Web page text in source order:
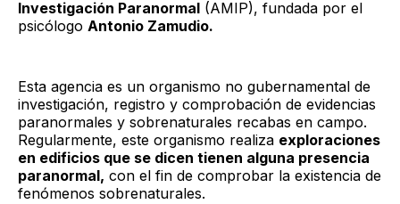
Investigación Paranormal (AMIP), fundada por el
psicólogo Antonio Zamudio.
Esta agencia es un organismo no gubernamental de
investigación, registro y comprobación de evidencias
paranormales y sobrenaturales recabas en campo.
Regularmente, este organismo realiza exploraciones
en edificios que se dicen tienen alguna presencia
paranormal, con el fin de comprobar la existencia de
fenómenos sobrenaturales.